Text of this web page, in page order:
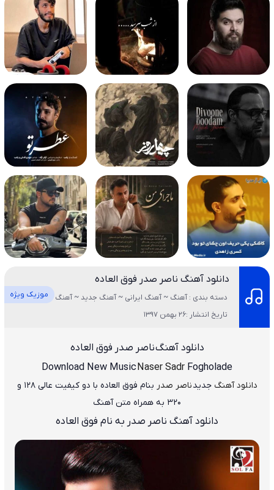
دانلود آهنگ ناصر صدر فوق العاده
موزیک ویژه
دسته بندی : آهنگ ~ آهنگ ایرانی ~ آهنگ جدید ~ آهنگ عاشقانه ~ ویژه
تاریخ انتشار :26 بهمن 1397
دانلود آهنگناصر صدر فوق العاده
Download New MusicNaser Sadr Fogholade
دانلود آهنگ جدیدناصر صدر بنام فوق العاده
با دو کیفیت عالی ۱۲۸ و
۳۲۰ به همراه متن آهنگ
دانلود آهنگ ناصر صدر به نام فوق العاده